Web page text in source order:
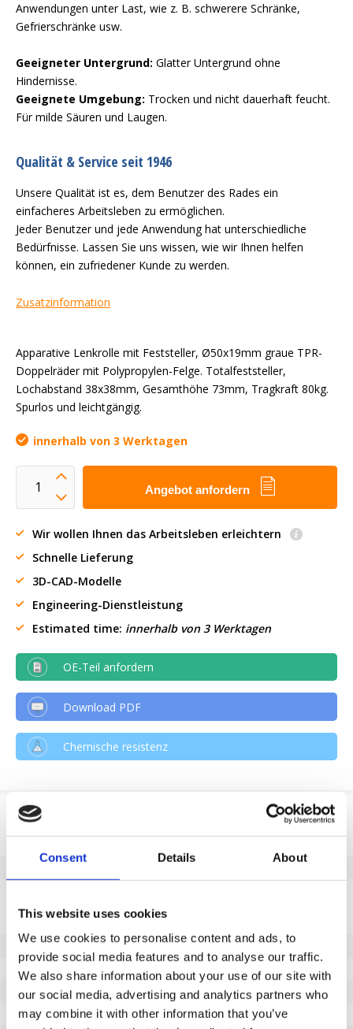
Consent Details About
This website uses cookies
We use cookies to personalise content and ads, to
provide social media features and to analyse our traffic.
We also share information about your use of our site with
our social media, advertising and analytics partners who
may combine it with other information that you’ve
Anwendungen unter Last, wie z. B. schwerere Schränke,
Gefrierschränke usw.
Geeigneter Untergrund: Glatter Untergrund ohne
Hindernisse.
Geeignete Umgebung: Trocken und nicht dauerhaft feucht.
Für milde Säuren und Laugen.
Qualität & Service seit 1946
Unsere Qualität ist es, dem Benutzer des Rades ein
einfacheres Arbeitsleben zu ermöglichen.
Jeder Benutzer und jede Anwendung hat unterschiedliche
Bedürfnisse. Lassen Sie uns wissen, wie wir Ihnen helfen
können, ein zufriedener Kunde zu werden.
Zusatzinformation
Apparative Lenkrolle mit Feststeller, Ø50x19mm graue TPR-
Doppelräder mit Polypropylen-Felge. Totalfeststeller,
Lochabstand 38x38mm, Gesamthöhe 73mm, Tragkraft 80kg.
Spurlos und leichtgängig.
innerhalb von 3 Werktagen
Angebot anfordern
Wir wollen Ihnen das Arbeitsleben erleichtern
Schnelle Lieferung
3D-CAD-Modelle
Engineering-Dienstleistung
Estimated time: innerhalb von 3 Werktagen
OE-Teil anfordern
Download PDF
Chemische resistenz
Produktinformation
Nicht markierende Lauffläche
Raddurchmesser (mm)
50
Radbreite (mm)
2x19
Tragfähigkeit (kg)
80
Typ des Lagers
Präzisionskugellager